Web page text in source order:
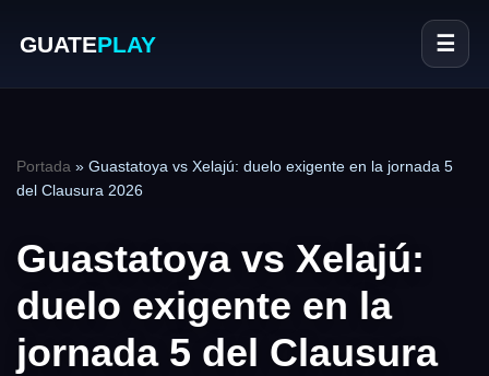
GUATEPLAY ☰
Portada » Guastatoya vs Xelajú: duelo exigente en la jornada 5
del Clausura 2026
Guastatoya vs Xelajú:
duelo exigente en la
jornada 5 del Clausura